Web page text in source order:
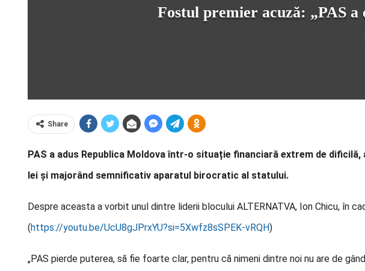
Fostul premier acuză: „PAS
Share
PAS a adus Republica Moldova într-o situație financiară extrem de
lei și majorând semnificativ aparatul birocratic al statului.
Despre aceasta a vorbit unul dintre liderii blocului ALTERNATVA, Ion Chicu, în
(https://youtu.be/UcU8gJPrxYU?si=5Xwfz8sSPEK-vRQH)
„PAS pierde puterea, să fie foarte clar, pentru că nimeni dintre noi nu are de